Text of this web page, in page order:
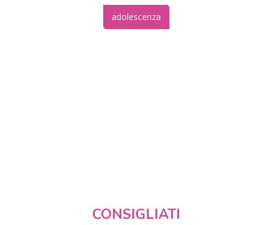
adolescenza
CONSIGLIATI